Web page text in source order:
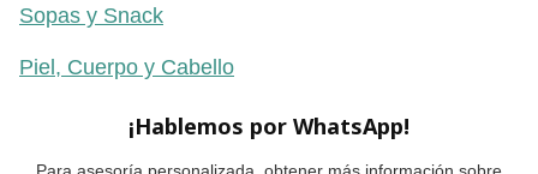
Sopas y Snack
Piel, Cuerpo y Cabello
¡Hablemos por WhatsApp!